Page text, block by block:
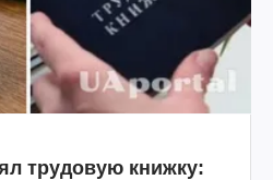
трудовую книжку: